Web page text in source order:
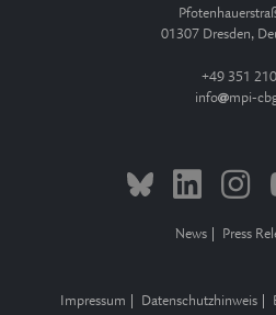
01307 Dresden,
+49 351
info
mpi-
News Press
Impressum Datenschutzhinweis